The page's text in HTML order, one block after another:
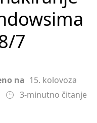
7
na 15. kolovoza
3-minutno čitanje